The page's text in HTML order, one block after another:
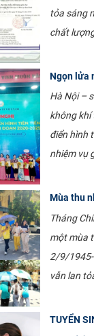
tỏa sáng
chất
Ngọn lửa
Hà Nội –
không khí
điển hình
nhiệm vụ
Mùa thu
Tháng
một mùa
2/9/1945-
vẫn lan
TUYỂN